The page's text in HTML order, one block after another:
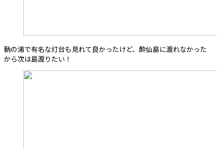
鞆の浦で有名な灯台も見れて良かったけど、酔仙島に渡れなかった
から次は島渡りたい！